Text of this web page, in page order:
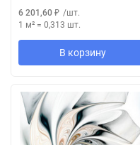
6 201,60 ₽ /шт.
1 м² = 0,313 шт.
В корзину